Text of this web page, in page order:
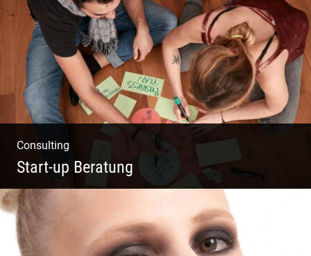
Consulting
Start-up Beratung
Du beginnst Dein Eigenes zu erschaffen und
weißt nicht, wo du beginnen sollst?